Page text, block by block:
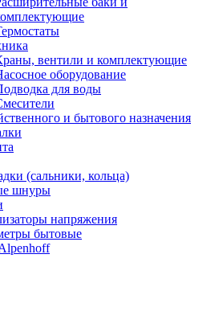
вентили и комплектующие
оборудование
для воды
и бытового назначения
(сальники, кольца)
шнуры
напряжения
бытовые